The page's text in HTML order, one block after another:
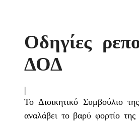
Οδηγίες
ΔΟΔ
|
Το Διοικητικό Συμβούλιο
αναλάβει το βαρύ φορτίο της